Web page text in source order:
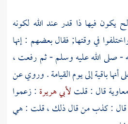
يكون فيها ذا قدر عند الله لكونه
في وقتها; فقال بعضهم : إنها
- صلى الله عليه وسلم - ثم رفعت ،
أنها باقية إلى يوم القيامة . وروي عن
قال : قلتلأبي هريرة : زعموا
قال : كذب من قال ذلك ، قلت : هي